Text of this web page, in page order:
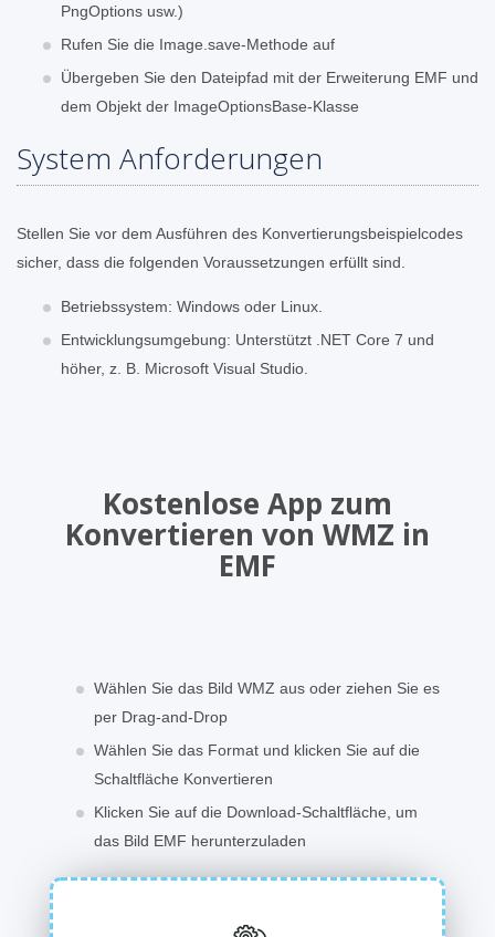
PngOptions usw.)
Rufen Sie die Image.save-Methode auf
Übergeben Sie den Dateipfad mit der Erweiterung EMF und
dem Objekt der ImageOptionsBase-Klasse
System Anforderungen
Stellen Sie vor dem Ausführen des Konvertierungsbeispielcodes
sicher, dass die folgenden Voraussetzungen erfüllt sind.
Betriebssystem: Windows oder Linux.
Entwicklungsumgebung: Unterstützt .NET Core 7 und
höher, z. B. Microsoft Visual Studio.
Kostenlose App zum
Konvertieren von WMZ in
EMF
Wählen Sie das Bild WMZ aus oder ziehen Sie es
per Drag-and-Drop
Wählen Sie das Format und klicken Sie auf die
Schaltfläche Konvertieren
Klicken Sie auf die Download-Schaltfläche, um
das Bild EMF herunterzuladen